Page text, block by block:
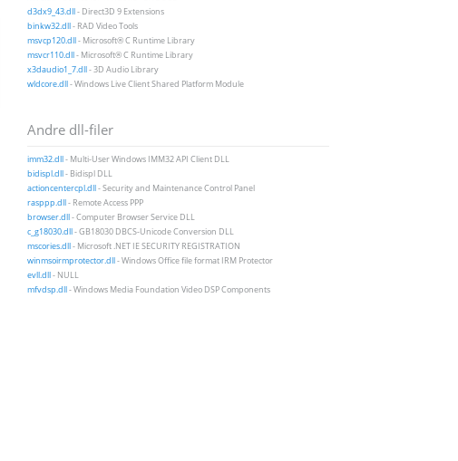
d3dx9_43.dll- Direct3D 9 Extensions
binkw32.dll- RAD Video Tools
msvcp120.dll- Microsoft® C Runtime Library
msvcr110.dll- Microsoft® C Runtime Library
x3daudio1_7.dll- 3D Audio Library
wldcore.dll- Windows Live Client Shared Platform Module
Andre dll-filer
imm32.dll- Multi-User Windows IMM32 API Client DLL
bidispl.dll- Bidispl DLL
actioncentercpl.dll- Security and Maintenance Control Panel
rasppp.dll- Remote Access PPP
browser.dll- Computer Browser Service DLL
c_g18030.dll- GB18030 DBCS-Unicode Conversion DLL
mscories.dll- Microsoft .NET IE SECURITY REGISTRATION
winmsoirmprotector.dll- Windows Office file format IRM Protector
evll.dll- NULL
mfvdsp.dll- Windows Media Foundation Video DSP Components